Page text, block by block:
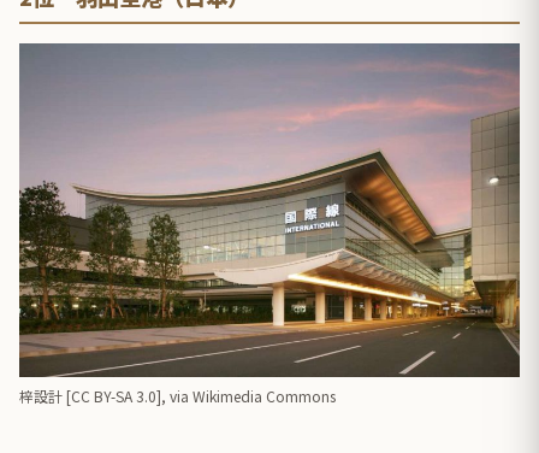
梓設計 [CC BY-SA 3.0], via Wikimedia Commons